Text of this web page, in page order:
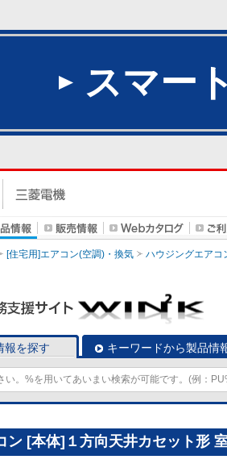
スマー
[住宅用]エアコン(空調)・換気 ハウジングエアコ
報を探す キーワードから製品情
ン [本体]１方向天井カセット形